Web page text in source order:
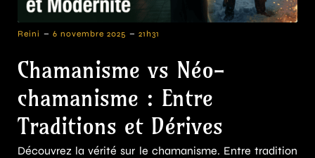
Reini - 6 novembre 2025 - 21h31
Chamanisme vs Néo-
chamanisme : Entre
Traditions et Dérives
Découvrez la vérité sur le chamanisme. Entre tradition